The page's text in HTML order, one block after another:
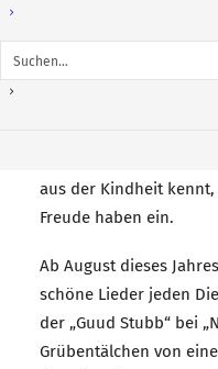
im
aus der Kindheit
Freude haben ein.
Ab August dieses
schöne Lieder jeden
der „Guud Stubb“ bei
Grübentälchen von